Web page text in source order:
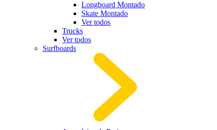
Longboard Montado
Skate Montado
Ver todos
Trucks
Ver todos
Surfboards